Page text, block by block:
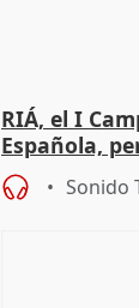
RIÁ, el I
Española,
"sacar su
Sonido